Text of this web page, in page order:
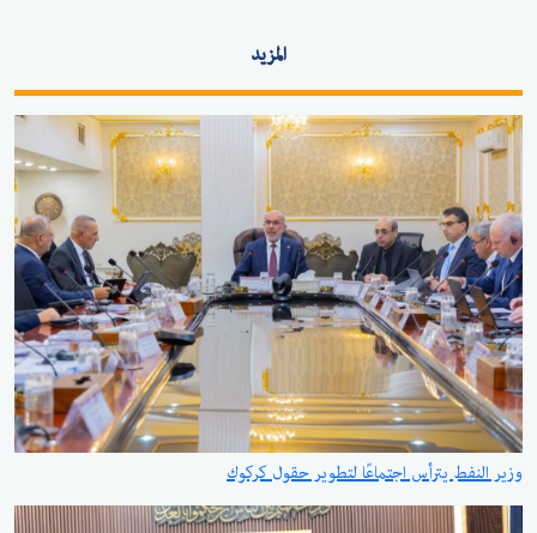
المزيد
وزير النفط يترأس اجتماعًا لتطوير حقول كركوك